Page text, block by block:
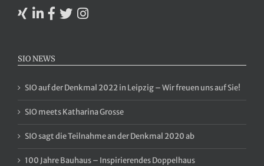
SIO NEWS
SIO auf der Denkmal 2022 in Leipzig – Wir freuen uns auf Sie!
SIO meets Katharina Grosse
SIO sagt die Teilnahme an der Denkmal 2020 ab
100 Jahre Bauhaus – Inspirierendes Doppelhaus